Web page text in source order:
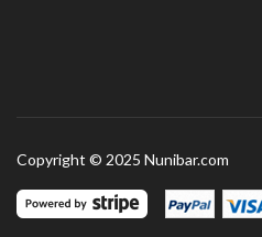
Copyright © 2025 Nunibar.com